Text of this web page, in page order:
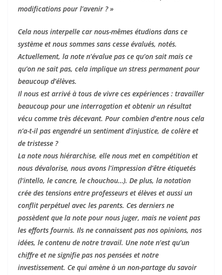
modifications pour l’avenir ? »
Cela nous interpelle car nous-mêmes étudions dans ce
système et nous sommes sans cesse évalués, notés.
Actuellement, la note n’évalue pas ce qu’on sait mais ce
qu’on ne sait pas, cela implique un stress permanent pour
beaucoup d’élèves.
Il nous est arrivé à tous de vivre ces expériences : travailler
beaucoup pour une interrogation et obtenir un résultat
vécu comme très décevant. Pour combien d’entre nous cela
n’a-t-il pas engendré un sentiment d’injustice, de colère et
de tristesse ?
La note nous hiérarchise, elle nous met en compétition et
nous dévalorise, nous avons l’impression d’être étiquetés
(l’intello, le cancre, le chouchou…). De plus, la notation
crée des tensions entre professeurs et élèves et aussi un
conflit perpétuel avec les parents. Ces derniers ne
possèdent que la note pour nous juger, mais ne voient pas
les efforts fournis. Ils ne connaissent pas nos opinions, nos
idées, le contenu de notre travail. Une note n’est qu’un
chiffre et ne signifie pas nos pensées et notre
investissement. Ce qui amène à un non-partage du savoir